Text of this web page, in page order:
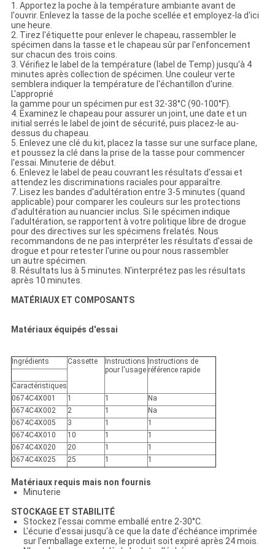
1. Apportez la poche à la température ambiante avant de
l'ouvrir. Enlevez la tasse de la poche scellée et employez-la d'ici
une heure.
2. Tirez l'étiquette pour enlever le chapeau, rassembler le
spécimen dans la tasse et le chapeau sûr par l'enfoncement
sur chacun des trois coins.
3. Vérifiez le label de la température (label de Temp) jusqu'à 4
minutes après collection de spécimen. Une couleur verte
semblera indiquer la température de l'échantillon d'urine.
L'approprié
la gamme pour un spécimen pur est 32-38°C (90-100°F).
4. Examinez le chapeau pour assurer un joint, une date et un
initial serrés le label de joint de sécurité, puis placez-le au-
dessus du chapeau.
5. Enlevez une clé du kit, placez la tasse sur une surface plane,
et poussez la clé dans la prise de la tasse pour commencer
l'essai. Minuterie de début.
6. Enlevez le label de peau couvrant les résultats d'essai et
attendez les discriminations raciales pour apparaître.
7. Lisez les bandes d'adultération entre 3-5 minutes (quand
applicable) pour comparer les couleurs sur les protections
d'adultération au nuancier inclus. Si le spécimen indique
l'adultération, se rapportent à votre politique libre de drogue
pour des directives sur les spécimens frelatés. Nous
recommandons de ne pas interpréter les résultats d'essai de
drogue et pour retester l'urine ou pour nous rassembler
un autre spécimen.
8. Résultats lus à 5 minutes. N'interprétez pas les résultats
après 10 minutes.
MATÉRIAUX ET COMPOSANTS
Matériaux équipés d'essai
Ingrédients Cassette
Instructions
pour l'usage
Instructions de
référencerapide
Caractéristiques
0674C4X001
1 1
Na
0674C4X002
2 1
Na
0674C4X005
3 1
1
0674C4X010
10 1
1
0674C4X020
20 1
1
0674C4X025
25 1 1
Matériaux requis mais non fournis
Minuterie
STOCKAGE ET STABILITÉ
Stockez l'essai comme emballé entre 2-30°C.
L'écurie d'essai jusqu'à ce que la date d'échéance imprimée
sur l'emballage externe, le produit soit expiré après 24 mois.